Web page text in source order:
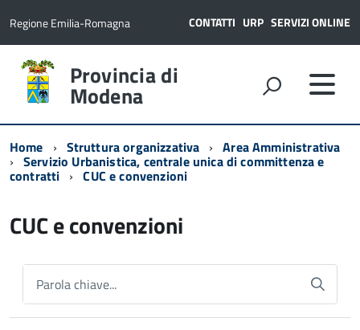
Regione Emilia-Romagna CONTATTI URP SERVIZI ONLINE
Provincia di
Modena
Home Struttura organizzativa Area Amministrativa
Servizio Urbanistica, centrale unica di committenza e
contratti CUC e convenzioni
CUC e convenzioni
Parola chiave...